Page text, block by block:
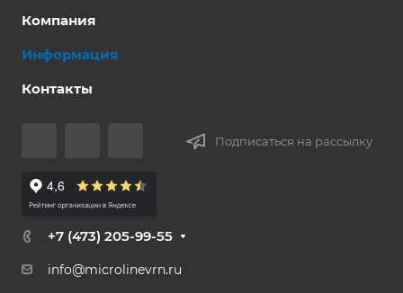
Компания
Информация
Контакты
Подписаться на рассылку
+7 (473) 205-99-55
info@microlinevrn.ru